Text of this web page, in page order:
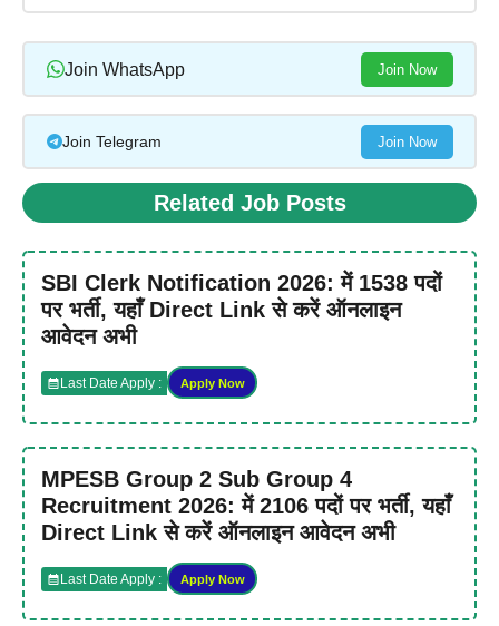
Join WhatsApp Join Now
Join Telegram Join Now
Related Job Posts
SBI Clerk Notification 2026: में 1538 पदों
पर भर्ती, यहाँ Direct Link से करें ऑनलाइन
आवेदन अभी
Last Date Apply : Apply Now
MPESB Group 2 Sub Group 4
Recruitment 2026: में 2106 पदों पर भर्ती, यहाँ
Direct Link से करें ऑनलाइन आवेदन अभी
Last Date Apply : Apply Now